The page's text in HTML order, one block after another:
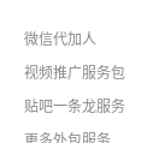
微信代加人
视频推广服务包
贴吧一条龙服务